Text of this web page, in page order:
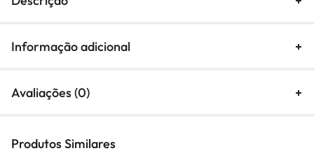
Informação adicional
Avaliações (0)
Produtos Similares